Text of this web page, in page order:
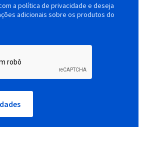
a política de privacidade e deseja
adicionais sobre os produtos do